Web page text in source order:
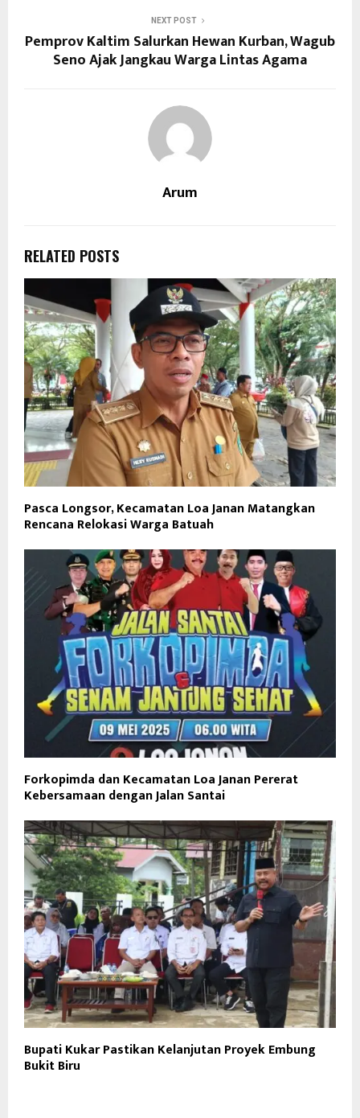
NEXT POST
Pemprov Kaltim Salurkan Hewan Kurban, Wagub
Seno Ajak Jangkau Warga Lintas Agama
Arum
RELATED POSTS
Pasca Longsor, Kecamatan Loa Janan Matangkan
Rencana Relokasi Warga Batuah
Forkopimda dan Kecamatan Loa Janan Pererat
Kebersamaan dengan Jalan Santai
Bupati Kukar Pastikan Kelanjutan Proyek Embung
Bukit Biru